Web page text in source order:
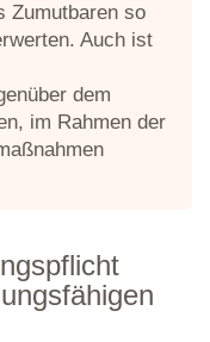
Zumutbaren so
Auch ist
dem
im Rahmen der